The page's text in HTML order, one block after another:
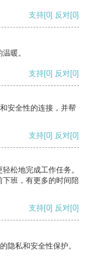
支持[0] 反对[0]
暖。
支持[0] 反对[0]
安全性的连接，并帮
支持[0] 反对[0]
松地完成工作任务。
班，有更多的时间陪
支持[0] 反对[0]
隐私和安全性保护。